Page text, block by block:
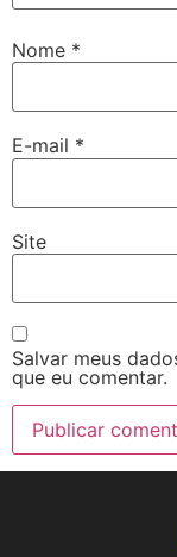
Nome *
E-mail *
Site
Salvar meus
que eu comentar.